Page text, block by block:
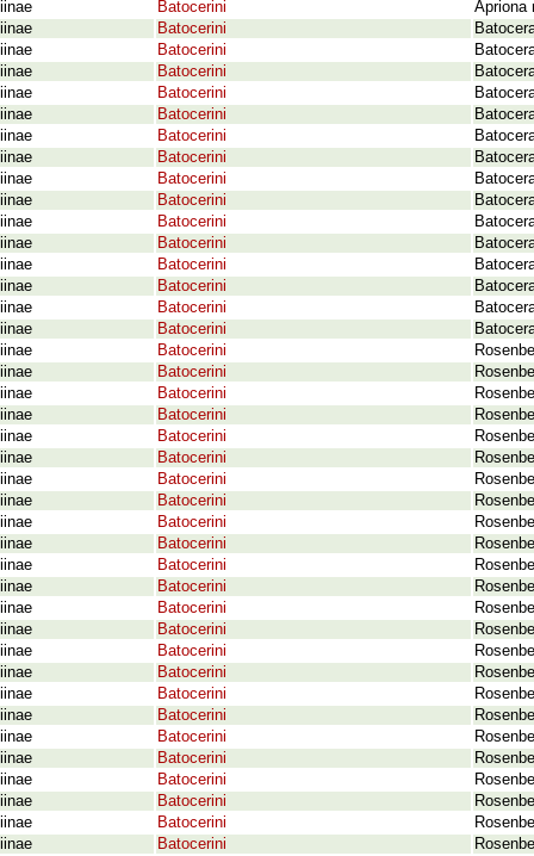
Batocerini
Apriona
Batocerini
Batocerini
Batocerini
Batocerini
Batocerini
Batocerini
Batocerini
Batocerini
Batocerini
Batocerini
Batocerini
Batocerini
Batocerini
Batocerini
Batocerini
Batocerini
Batocerini
Batocerini
Batocerini
Batocerini
Batocerini
Batocerini
Batocerini
Batocerini
Batocerini
Batocerini
Batocerini
Batocerini
Batocerini
Batocerini
Batocerini
Batocerini
Batocerini
Batocerini
Batocerini
Batocerini
Batocerini
Batocerini
Batocerini